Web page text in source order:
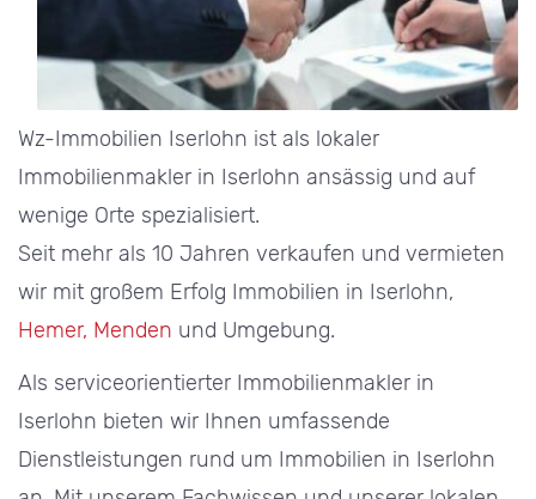
Wz-Immobilien Iserlohn ist als lokaler
Immobilienmakler in Iserlohn ansässig und auf
wenige Orte spezialisiert.
Seit mehr als 10 Jahren verkaufen und vermieten
wir mit großem Erfolg Immobilien in Iserlohn,
Hemer, Menden und Umgebung.
Als serviceorientierter Immobilienmakler in
Iserlohn bieten wir Ihnen umfassende
Dienstleistungen rund um Immobilien in Iserlohn